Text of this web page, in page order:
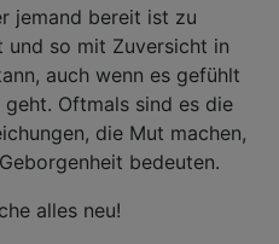
jemand bereit ist zu
und so mit Zuversicht in
auch wenn es gefühlt
Oftmals sind es die
die Mut machen,
bedeuten.
alles neu!